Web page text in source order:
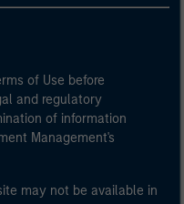
of Use before
and regulatory
of information
Management's
may not be available in